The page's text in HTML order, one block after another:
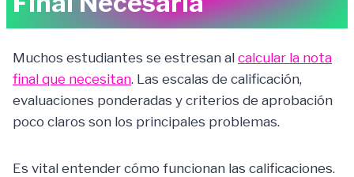
Muchos estudiantes se estresan al calcular la nota
final que necesitan. Las escalas de calificación,
evaluaciones ponderadas y criterios de aprobación
poco claros son los principales problemas.
Es vital entender cómo funcionan las calificaciones.